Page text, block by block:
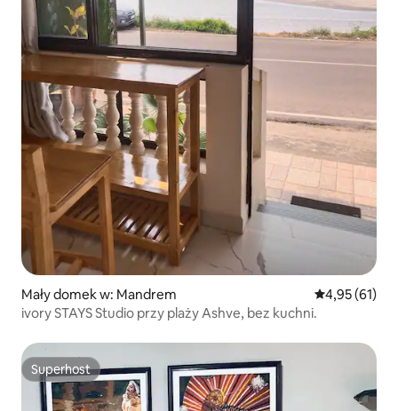
Mały domek w: Mandrem Średnia
4,95 (61)
ivory STAYS Studio przy plaży Ashve, bez kuchni.
Superhost
Superhost